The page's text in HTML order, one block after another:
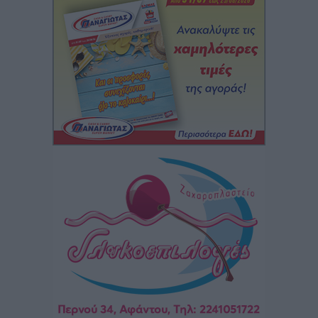
Αυτοκίνητο μπήκε παράνομα σε μονόδρομο στο
Μαστιχάρι – Αναποδογύρισε όχημα με μητέρα και
5χρονο παιδί
Τοπικές Ειδήσεις • πριν 11 ώρες
“Η Ευρώπη αντιμετώπιζε το προσφυγικό σαν ταινία
τρόμου” – Η συγκλονιστική μαρτυρία της Χαρούλας
Γιασιράνη στον RV για τα γεγονότα που οδήγησαν στο
πριν 11 ώρες
Συναυλία με τον Γιάννη Κότσιρα στις 21 Αυγούστου
Πολιτιστικά• πριν 11 ώρες
Έκτακτη συνεδρίαση της Δημοτικής Επιτροπής Ρόδου
αύριο Παρασκευή 7 Αυγούστου